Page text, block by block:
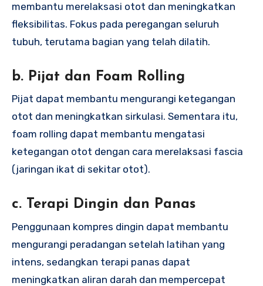
membantu merelaksasi otot dan meningkatkan
fleksibilitas. Fokus pada peregangan seluruh
tubuh, terutama bagian yang telah dilatih.
b. Pijat dan Foam Rolling
Pijat dapat membantu mengurangi ketegangan
otot dan meningkatkan sirkulasi. Sementara itu,
foam rolling dapat membantu mengatasi
ketegangan otot dengan cara merelaksasi fascia
(jaringan ikat di sekitar otot).
c. Terapi Dingin dan Panas
Penggunaan kompres dingin dapat membantu
mengurangi peradangan setelah latihan yang
intens, sedangkan terapi panas dapat
meningkatkan aliran darah dan mempercepat